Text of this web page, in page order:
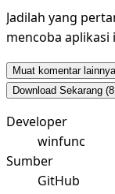
Jadilah yang
mencoba aplikasi
Muat komentar lainnya
Download Sekarang
Developer
winfunc
Sumber
GitHub